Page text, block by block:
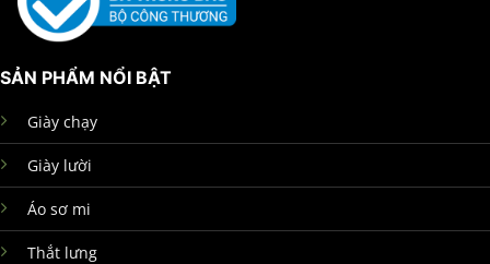
SẢN PHẨM NỔI BẬT
Giày chạy
Giày lười
Áo sơ mi
Thắt lưng